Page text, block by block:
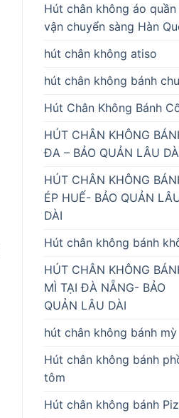
Hút chân không áo quần
vận chuyển sàng Hàn
hút chân không atiso
hút chân không bánh
Hút Chân Không Bánh
HÚT CHÂN KHÔNG
ĐA – BẢO QUẢN LÂU
HÚT CHÂN KHÔNG
ÉP HUẾ- BẢO QUẢN
DÀI
Hút chân không bánh
HÚT CHÂN KHÔNG
MÌ TẠI ĐÀ NẴNG- BẢO
QUẢN LÂU DÀI
hút chân không bánh mỳ
Hút chân không bánh
tôm
Hút chân không bánh